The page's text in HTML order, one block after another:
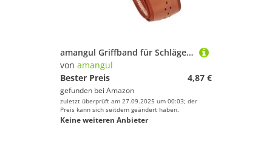
amangul Griffband für Schläger, rutschfest, für Badmintons, Schläger, Pickleballs, Tennis, Griffkopf, rutschfeste Schweißband
von amangul
Bester Preis
4,87 €
gefunden bei Amazon
zuletzt überprüft am 27.09.2025 um 00:03; der
Preis kann sich seitdem geändert haben.
Keine weiteren Anbieter